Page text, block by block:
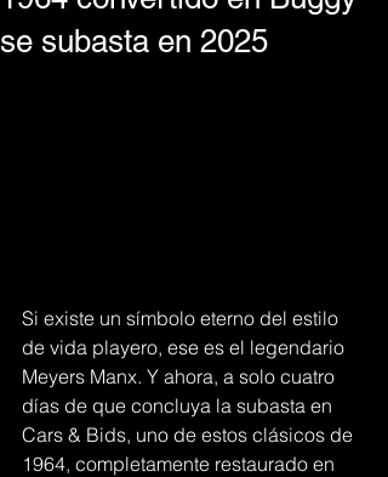
se subasta en 2025
Si existe un símbolo eterno del estilo
de vida playero, ese es el legendario
Meyers Manx. Y ahora, a solo cuatro
días de que concluya la subasta en
Cars & Bids, uno de estos clásicos de
1964, completamente restaurado en